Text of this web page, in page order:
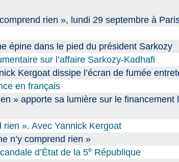
rien », lundi 29 septembre à
épine dans le pied du président Sarkozy
sur l’affaire Sarkozy-Kadhafi
Kergoat dissipe l’écran de fumée
en français
» apporte sa lumière sur le financement
rien ». Avec Yannick Kergoat
n’y comprend rien »
d’État de la 5eRépublique